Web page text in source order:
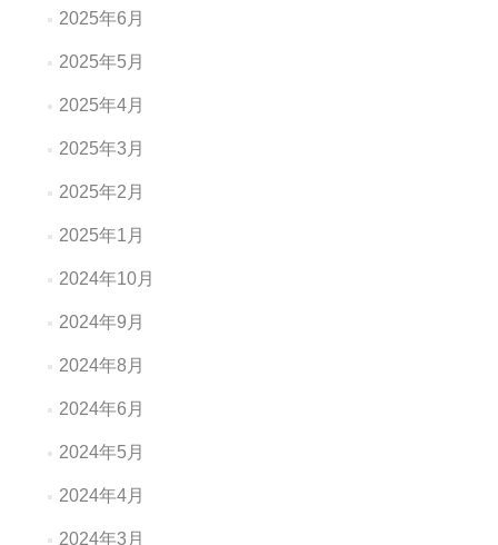
2025年6月
2025年5月
2025年4月
2025年3月
2025年2月
2025年1月
2024年10月
2024年9月
2024年8月
2024年6月
2024年5月
2024年4月
2024年3月